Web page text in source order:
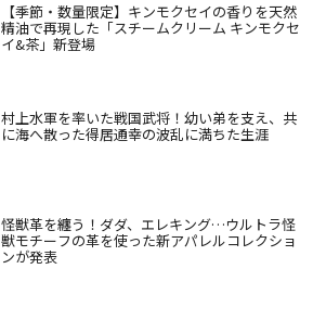
【季節・数量限定】キンモクセイの香りを天然
精油で再現した「スチームクリーム キンモクセ
イ&茶」新登場
村上水軍を率いた戦国武将！幼い弟を支え、共
に海へ散った得居通幸の波乱に満ちた生涯
怪獣革を纏う！ダダ、エレキング…ウルトラ怪
獣モチーフの革を使った新アパレルコレクショ
ンが発表